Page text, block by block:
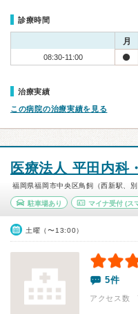
診療時間
月
08:30-11:00
治療実績
この病院の治療実績を見る
医療法人 平田内科
福岡県福岡市中央区鳥飼（西新駅、別
駐車場あり マイナ受付(ス
土曜（〜13:00）
5件
アクセス数